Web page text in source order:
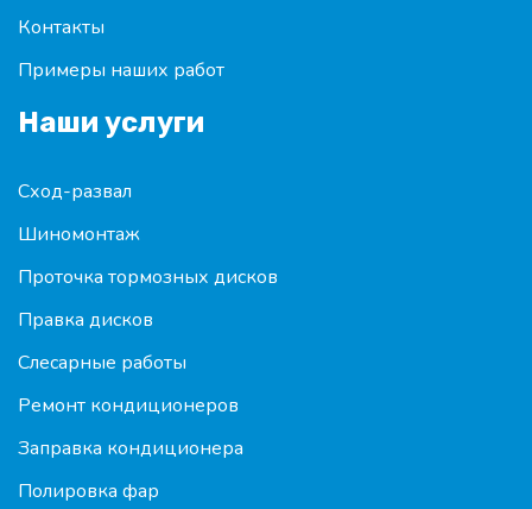
Контакты
Примеры наших работ
Наши услуги
Сход-развал
Шиномонтаж
Проточка тормозных дисков
Правка дисков
Слесарные работы
Ремонт кондиционеров
Заправка кондиционера
Полировка фар